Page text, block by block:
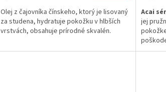
Olej z čajovníka čínskeho, ktorý je lisovaný
za studena, hydratuje pokožku v hlbších
vrstvách, obsahuje prírodné skvalén.
Acai
jej
sérom